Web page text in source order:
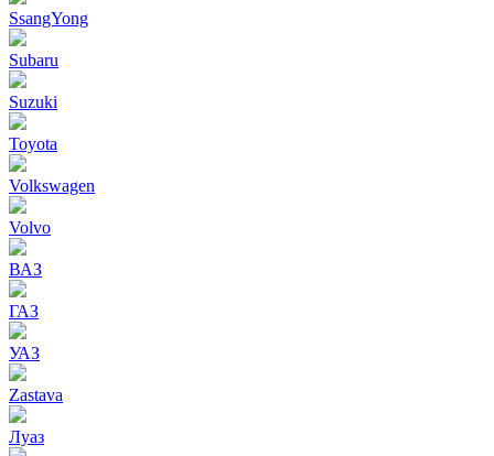
SsangYong
Subaru
Suzuki
Toyota
Volkswagen
Volvo
ВАЗ
ГАЗ
УАЗ
Zastava
Луаз